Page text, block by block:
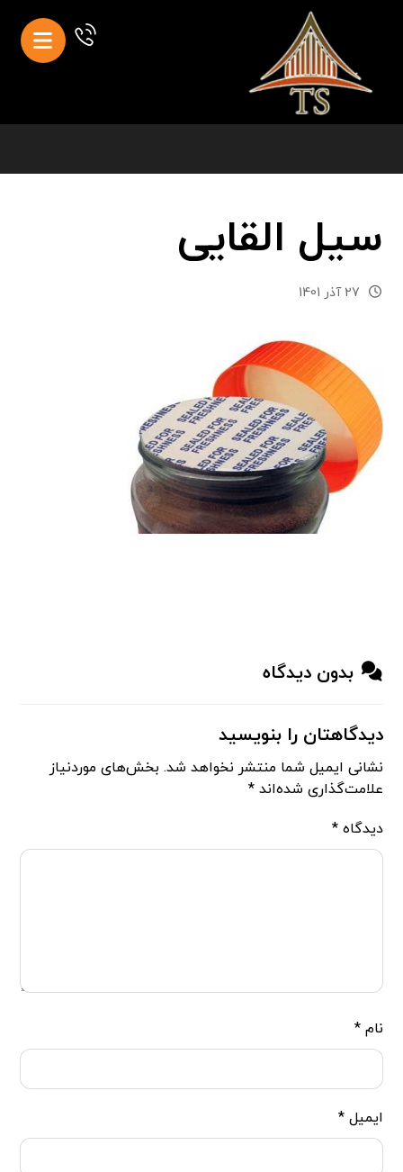
سیل القایی
27 آذر 1401
بدون دیدگاه
دیدگاهتان را بنویسید
نشانی ایمیل شما منتشر نخواهد شد. بخش‌های موردنیاز
علامت‌گذاری شده‌اند*
دیدگاه*
نام*
ایمیل*